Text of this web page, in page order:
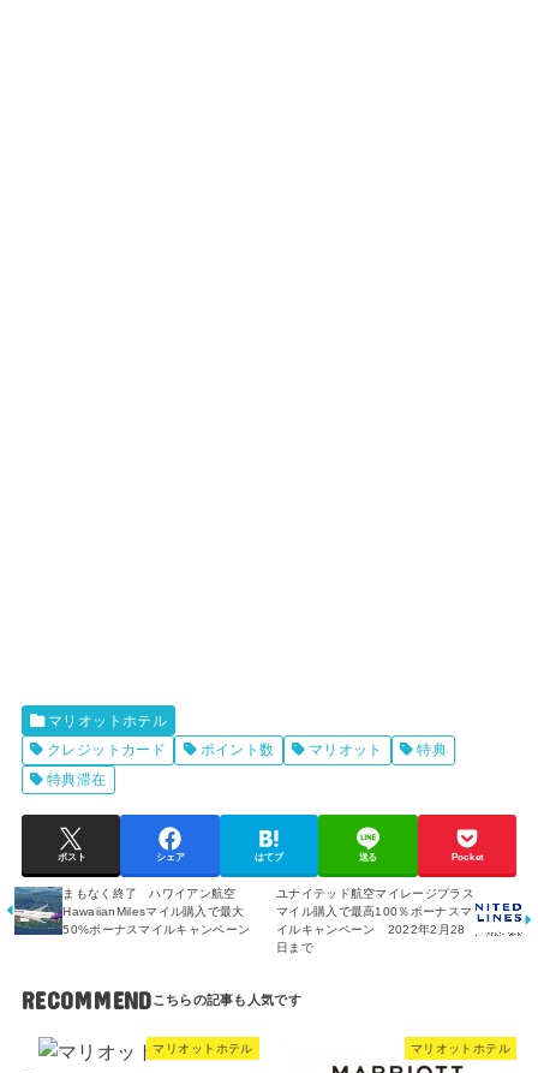
マリオットホテル
クレジットカード
ポイント数 マリオット
特典
特典滞在
ポスト シェア はてブ 送る Pocket
まもなく終了 ハワイアン航空
HawaiianMilesマイル購入で最大
50%ボーナスマイルキャンペーン
ユナイテッド航空マイレージプラス
マイル購入で最高100％ボーナスマ
イルキャンペーン 2022年2月28
日まで
RECOMMEND
マリオットホテル マリオットホテル